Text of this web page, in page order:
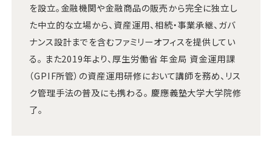
を設立。金融機関や金融商品の販売から完全に独立し
た中立的な立場から、資産運用、相続・事業承継、ガバ
ナンス設計までを含むファミリーオフィスを提供してい
る。 また2019年より、厚生労働省 年金局 資金運用課
（GPIF所管）の資産運用研修において講師を務め、リス
ク管理手法の普及にも携わる。 慶應義塾大学大学院修
了。